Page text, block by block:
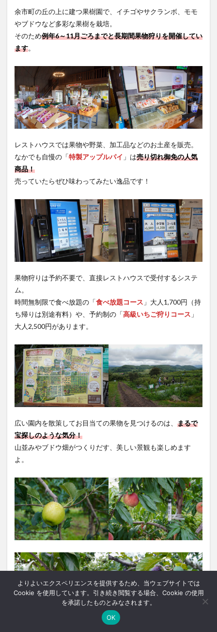
余市町の丘の上に建つ果樹園で、イチゴやサクランボ、モモ
やブドウなど多彩な果樹を栽培。
そのため例年6～11月ごろまでと長期間果物狩りを開催してい
ます。
レストハウスでは果物や野菜、加工品などのお土産を販売。
なかでも自慢の「特製アップルパイ 」は売り切れ御免の人気
商品！
売っていたらぜひ味わってみたい逸品です！
果物狩りは予約不要で、直接レストハウスで受付するシステ
ム。
時間無制限で食べ放題の「食べ放題コース 」大人1,700円（持
ち帰りは別途有料）や、予約制の「高級いちご狩りコース 」
大人2,500円があります。
広い園内を散策してお目当ての果物を見つけるのは、 まるで
宝探しのような気分！
山並みやブドウ畑がつくりだす、美しい景観も楽しめます
よ。
メニュー
よりよいエクスペリエンスを提供するため、当ウェブサイトでは
Cookie を使用しています。引き続き閲覧する場合、Cookie の使用
を承諾したものとみなされます。
OK